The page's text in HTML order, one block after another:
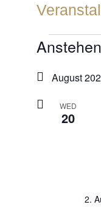
wählen.
August
WED
20
2.